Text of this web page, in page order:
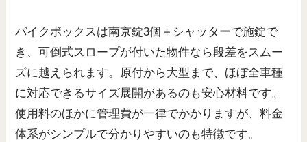
バイクボックスは南京錠3個＋シャッターで施錠で
き、可倒式スロープが付いた物件なら段差をスムー
ズに越えられます。原付から大型まで、ほぼ全車種
に対応できるサイズ展開があるのも安心材料です。
使用料のほかに管理費が一律でかかりますが、料金
体系がシンプルで分かりやすいのも特徴です。